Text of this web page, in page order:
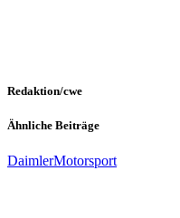
Redaktion/cwe
Ähnliche Beiträge
DaimlerMotorsport